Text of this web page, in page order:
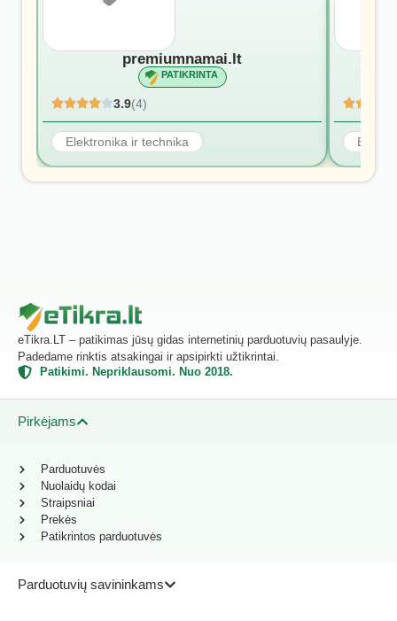
premiumnamai.lt
PATIKRINTA
3.9(4)
Elektronika ir technika
eTikra.LT – patikimas jūsų gidas internetinių parduotuvių pasaulyje.
Padedame rinktis atsakingai ir apsipirkti užtikrintai.
Patikimi. Nepriklausomi. Nuo 2018.
Pirkėjams
Parduotuvių savininkams
Parduotuvės
Nuolaidų kodai
Straipsniai
Prekės
Patikrintos parduotuvės